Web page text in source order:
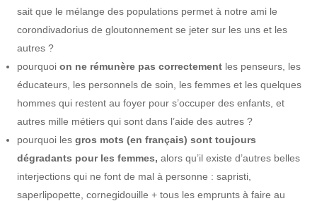
sait que le mélange des populations permet à notre ami le
corondivadorius de gloutonnement se jeter sur les uns et les
autres ?
pourquoi on ne rémunère pas correctement les penseurs, les
éducateurs, les personnels de soin, les femmes et les quelques
hommes qui restent au foyer pour s’occuper des enfants, et
autres mille métiers qui sont dans l’aide des autres ?
pourquoi les gros mots (en français) sont toujours
dégradants pour les femmes, alors qu’il existe d’autres belles
interjections qui ne font de mal à personne : sapristi,
saperlipopette, cornegidouille + tous les emprunts à faire au